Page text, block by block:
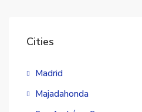
Cities
Madrid
Majadahonda